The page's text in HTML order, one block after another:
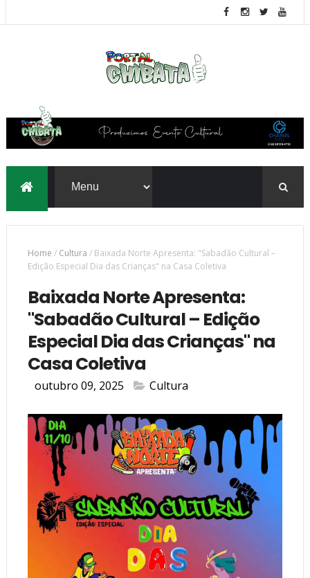
Home / Cultura / Baixada Norte Apresenta: "Sabadão Cultural –
Edição Especial Dia das Crianças" na Casa Coletiva
Baixada Norte Apresenta:
"Sabadão Cultural – Edição
Especial Dia das Crianças" na
Casa Coletiva
outubro 09, 2025 Cultura